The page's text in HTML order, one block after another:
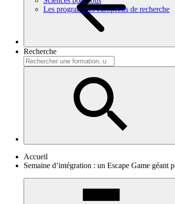
Les programmes européens de recherche
Recherche
Accueil
Semaine d’intégration : un Escape Game géant